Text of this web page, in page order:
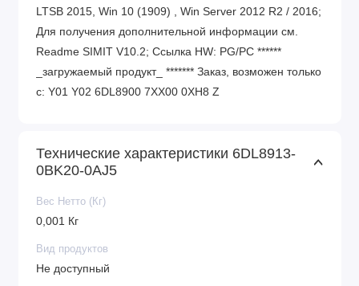
LTSB 2015, Win 10 (1909) , Win Server 2012 R2 / 2016;
Для получения дополнительной информации см.
Readme SIMIT V10.2; Ссылка HW: PG/PC ******
_загружаемый продукт_ ******* Заказ, возможен только
с: Y01 Y02 6DL8900 7XX00 0XH8 Z
Технические характеристики 6DL8913-
0BK20-0AJ5
Вес Нетто (Кг)
0,001 Кг
Вид продуктов
Не доступный